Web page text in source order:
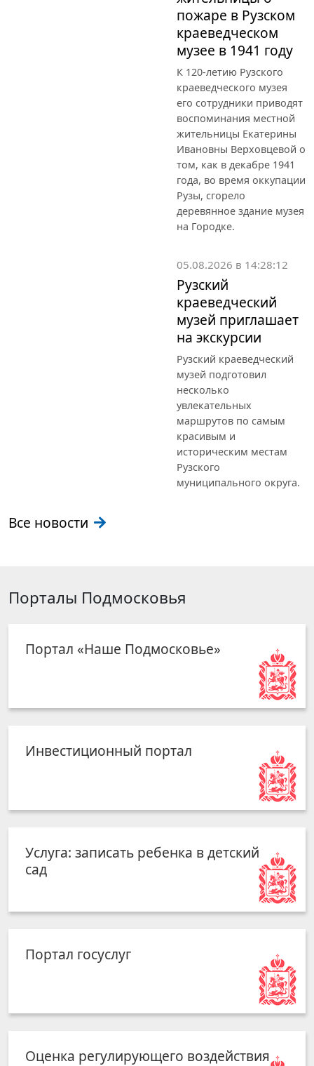
пожаре в Рузском
краеведческом
музее в 1941 году
К 120-летию Рузского
краеведческого музея
его сотрудники приводят
воспоминания местной
жительницы Екатерины
Ивановны Верховцевой о
том, как в декабре 1941
года, во время оккупации
Рузы, сгорело
деревянное здание музея
на Городке.
05.08.2026 в 14:28:12
Рузский
краеведческий
музей приглашает
на экскурсии
Рузский краеведческий
музей подготовил
несколько
увлекательных
маршрутов по самым
красивым и
историческим местам
Рузского
муниципального округа.
Все новости
Порталы Подмосковья
Портал «Наше Подмосковье»
Инвестиционный портал
Услуга: записать ребенка в детский
сад
Портал госуслуг
Оценка регулирующего воздействия